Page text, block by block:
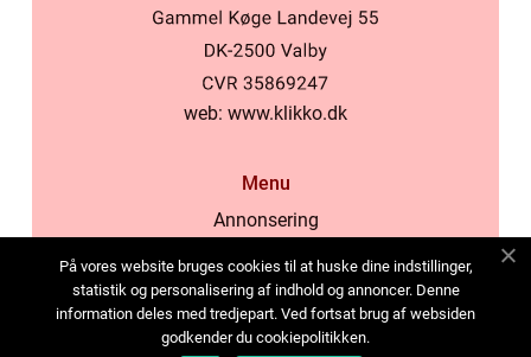
web: www.klikko.dk
Menu
Annonsering
Cookies
Kontakta oss
Sitemap
På vores website bruges cookies til at huske dine indstillinger,
statistik og personalisering af indhold og annoncer. Denne
information deles med tredjepart. Ved fortsat brug af websiden
godkender du cookiepolitikken.